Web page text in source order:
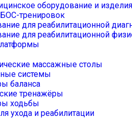
оборудование и изделия
тренировок
для реабилитационной
для реабилитационной
массажные столы
системы
баланса
тренажёры
ходьбы
ухода и реабилитации